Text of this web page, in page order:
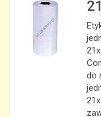
do